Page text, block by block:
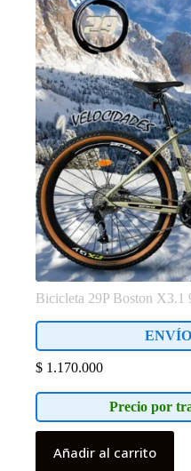
Bicicleta 29P Boston
$ 1.170.000
Precio por
Añadir al carrito